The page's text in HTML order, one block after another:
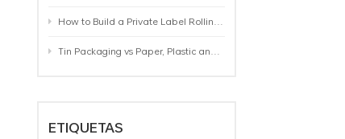
How to Build a Private Label Rolling Tray Collection: Sizes, Designs and Product Positioning
Tin Packaging vs Paper, Plastic and Aluminum: Which Packaging Works Best for Your Product?
ETIQUETAS